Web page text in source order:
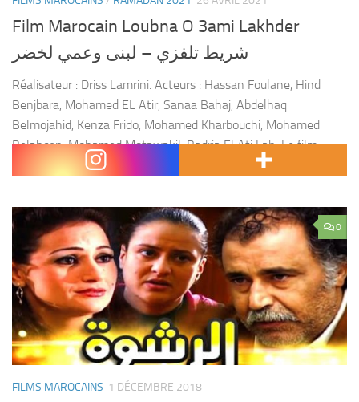
Film Marocain Loubna O 3ami Lakhder
شريط تلفزي – ﻟﺒﻨﻰ ﻭﻋﻤﻲ ﻟﺨﻀﺮ
Réalisateur : Driss Lamrini. Acteurs : Hassan Foulane, Hind
Benjbara, Mohamed EL Atir, Sanaa Bahaj, Abdelhaq
Belmojahid, Kenza Frido, Mohamed Kharbouchi, Mohamed
Belahcen, Mohamed Motawakil, Badria El Ati Lah. Le film
raconte l’histoire de...
0
FILMS MAROCAINS 1 DÉCEMBRE 2018